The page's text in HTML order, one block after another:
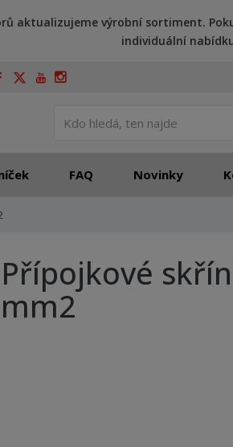
aktualizujeme výrobní sortiment.
individuální
FAQ Novinky
Přípojkové
mm2